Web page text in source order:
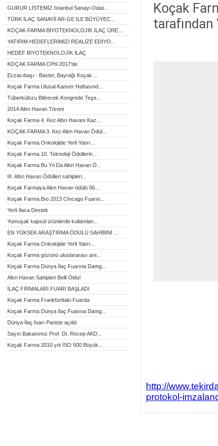
GURUR LİSTEMİZ İstanbul Sanayi Odas...
TÜRK İLAÇ SANAYİİ AR-GE İLE BÜYÜYEC...
KOÇAK FARMA BİYOTEKNOLOJİK İLAÇ ÜRE...
YATIRIM HEDEFLERİMİZİ REALİZE EDİYO...
HEDEF BİYOTEKNOLOJİK İLAÇ
KOÇAK FARMA CPhl 2017'de.
Eczacıbaşı - Baxter, Bayrağı Koçak ...
Koçak Farma Ulusal Kanser Haftasınd...
Tüberkülozu Bitirecek Kongrede Teşe...
2014 Altın Havan Töreni
Koçak Farma 4. Kez Altın Havanı Kaz...
KOÇAK FARMA 3. Kez Altın Havan Ödül...
Koçak Farma Onkolojide Yerli Yatırı...
Koçak Farma 10. Teknoloji Ödüllerin...
Koçak Farma Bu Yıl Da Altın Havan Ö...
III. Altın Havan Ödülleri sahipleri...
Koçak Farmaya Altın Havan ödülü 06....
Koçak Farma Bıo 2013 Chıcago Fuarın...
Yerli İlaca Destek
Yumuşak kapsül ürünlerde kullanılan...
EN YÜKSEK ARAŞTIRMA ÖDÜLÜ SAHİBİNİ ...
Koçak Farma Onkolojide Yerli Yatırı...
Koçak Farma gözünü uluslararası are...
Koçak Farma Dünya İlaç Fuarına Damg...
Altın Havan Sahipleri Belli Oldu!
İLAÇ FİRMALARI FUARI BAŞLADI
Koçak Farma Frankfurttaki Fuarda
Koçak Farma Dünya İlaç Fuarına Damg...
Dünya İlaç fuarı Pariste açıldı
Sayın Bakanımız Prof. Dr. Recep AKD...
Koçak Farma 2010 yılı İSO 500 Büyük...
Koçak
tarafından
http://
protokol-